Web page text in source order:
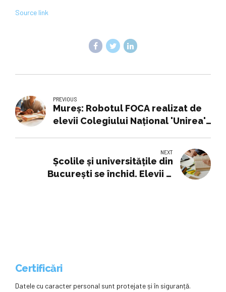
Source link
PREVIOUS
Mureș: Robotul FOCA realizat de
elevii Colegiului Național 'Unirea',
NEXT
Școlile și universitățile din
București se închid. Elevii și
Certificări
Datele cu caracter personal sunt protejate și în siguranță.